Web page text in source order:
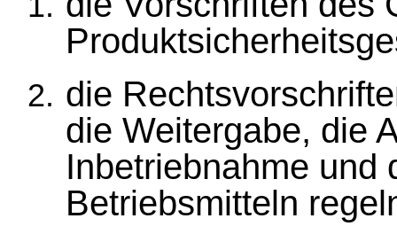
die
die Weitergabe, die
Inbetriebnahme und
Betriebsmitteln